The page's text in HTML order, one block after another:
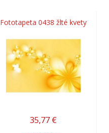
Fototapeta 0438 žlté kvety
35,77 €